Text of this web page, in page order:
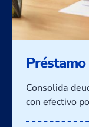
Consolida
con efectivo